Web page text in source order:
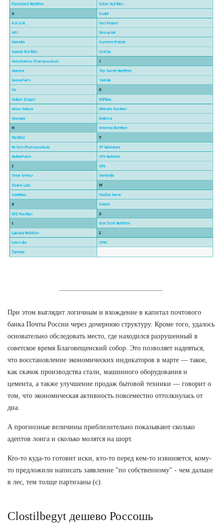
При этом выглядит логичным и вхождение в капитал почтового
банка Почты России через дочернюю структуру. Кроме того, удалось
основательно обследовать место, где находился разрушенный в
советское время Благовещенский собор. Это позволяет надеяться,
что восстановление экономических индикаторов в марте — такое,
как скачок производства стали, машинного оборудования и
цемента, а также улучшение продаж бытовой техники — говорит о
том, что экономическая активность повсеместно оттолкнулась от
дна.
А прогнозные величины приблизительно показывают сколько
адептов лонга и сколько молятся на шорт.
Кто-то куда-то готовит иски, кто-то перед кем-то извиняется, кому-
то предложили написать заявление "по собственному" - чем дальше
в лес, тем толще партизаны (с).
Clostilbegyt дешево Россошь